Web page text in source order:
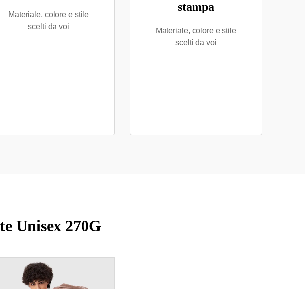
Materiale, colore e stile
scelti da voi
stampa
Materiale, colore e stile
scelti da voi
Unisex 270G